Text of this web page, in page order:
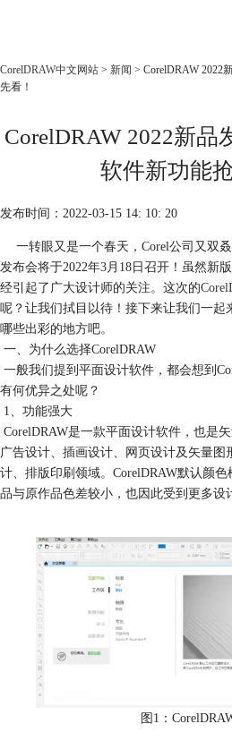
教程
下载
购买
CorelDRAW中文网站 > 新闻 > CorelDRAW 2022
先看！
CorelDRAW 2022新品
软件新功能
发布时间：2022-03-15 14: 10: 20
一转眼又是一个春天，Corel公司又双
发布会将于2022年3月18日召开！虽然新
经引起了广大设计师的关注。这次的
呢？让我们拭目以待！接下来让我们一
哪些出彩的地方吧。
一、为什么选择CorelDRAW
一般我们提到平面设计软件，都会想到
有何优异之处呢？
1、功能强大
CorelDRAW是一款平面设计软件，也是
广告设计、插画设计、网页设计及矢量
计、排版印刷领域。CorelDRAW默认颜
品与原作品色差较小，也因此受到更多设
图1：